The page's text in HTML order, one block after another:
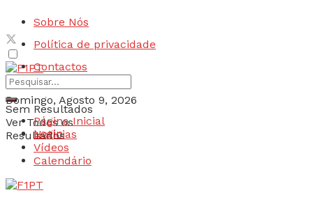
Sobre Nós
Política de privacidade
Contactos
Domingo, Agosto 9, 2026
Login
Sem Resultados
Ver Todos os
Resultados
Página Inicial
Notícias
Vídeos
Calendário